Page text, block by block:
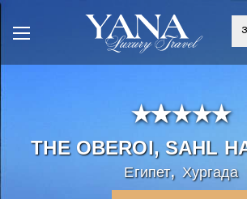
THE OBEROI, SAHL
Египет, Хургада